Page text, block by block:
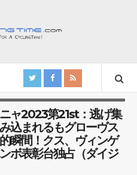
ャ2023第21st：逃げ集
込まれるもグローヴス
瞬間！クス、ヴィンゲ
ボ表彰台独占（ダイジ